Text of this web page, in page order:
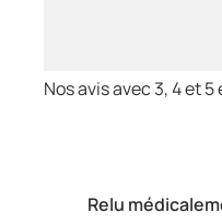
Relu
Nos avis avec 3, 4 et